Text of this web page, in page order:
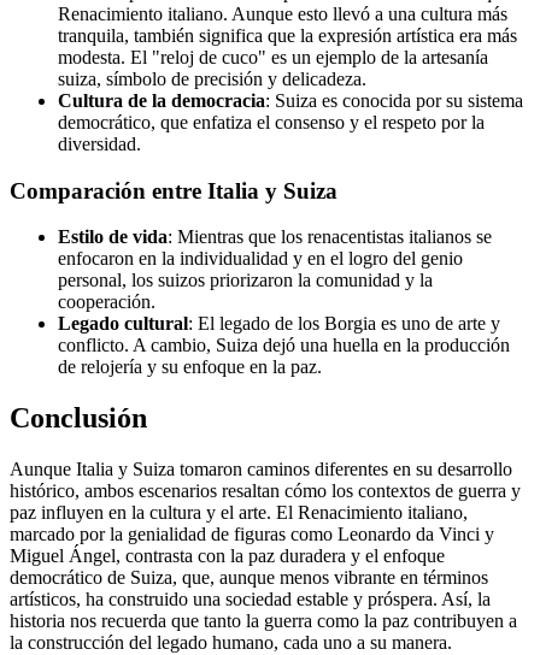
Renacimiento italiano. Aunque esto llevó a una cultura más
tranquila, también significa que la expresión artística era más
modesta. El "reloj de cuco" es un ejemplo de la artesanía
suiza, símbolo de precisión y delicadeza.
Cultura de la democracia: Suiza es conocida por su sistema
democrático, que enfatiza el consenso y el respeto por la
diversidad.
Comparación entre Italia y Suiza
Estilo de vida: Mientras que los renacentistas italianos se
enfocaron en la individualidad y en el logro del genio
personal, los suizos priorizaron la comunidad y la
cooperación.
Legado cultural: El legado de los Borgia es uno de arte y
conflicto. A cambio, Suiza dejó una huella en la producción
de relojería y su enfoque en la paz.
Conclusión
Aunque Italia y Suiza tomaron caminos diferentes en su desarrollo
histórico, ambos escenarios resaltan cómo los contextos de guerra y
paz influyen en la cultura y el arte. El Renacimiento italiano,
marcado por la genialidad de figuras como Leonardo da Vinci y
Miguel Ángel, contrasta con la paz duradera y el enfoque
democrático de Suiza, que, aunque menos vibrante en términos
artísticos, ha construido una sociedad estable y próspera. Así, la
historia nos recuerda que tanto la guerra como la paz contribuyen a
la construcción del legado humano, cada uno a su manera.